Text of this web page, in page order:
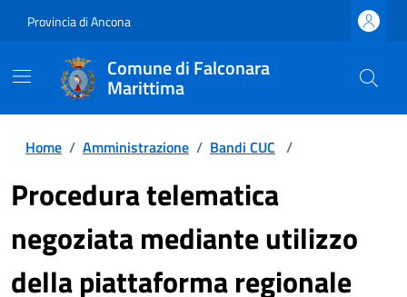
Provincia di Ancona
Comune di Falconara
Marittima
Home / Amministrazione / Bandi CUC /
Procedura telematica
negoziata mediante utilizzo
della piattaforma regionale